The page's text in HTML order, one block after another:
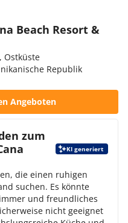
Beach Resort &
Ostküste
Republik
Angeboten
zum
KI generiert
die einen ruhigen
suchen. Es könnte
und freundliches
nicht geeignet